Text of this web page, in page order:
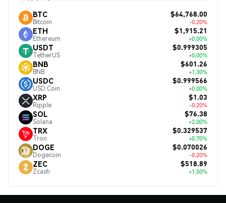
BTC
Bitcoin
$64,768.00
-0.20%
ETH
Ethereum
$1,915.21
+0.00%
USDT
TetherUS
$0.999305
+0.00%
BNB
BNB
$601.26
+1.30%
USDC
USD Coin
$0.999566
+0.00%
XRP
Ripple
$1.03
-0.20%
SOL
Solana
$76.38
+2.00%
TRX
Tron
$0.329537
+0.70%
DOGE
Dogecoin
$0.070026
-0.20%
ZEC
Zcash
$518.89
+1.50%